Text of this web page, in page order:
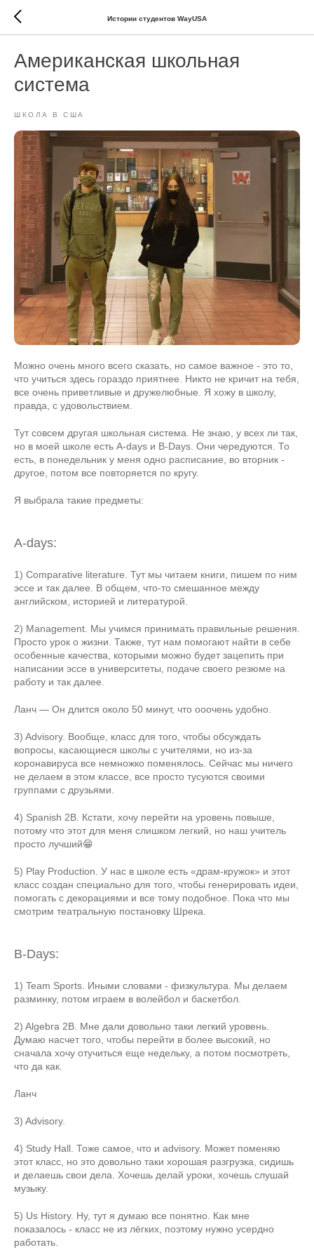
Истории студентов WayUSA
Американская школьная
система
ШКОЛА В США
Можно очень много всего сказать, но самое важное - это то,
что учиться здесь гораздо приятнее. Никто не кричит на тебя,
все очень приветливые и дружелюбные. Я хожу в школу,
правда, с удовольствием.
Тут совсем другая школьная система. Не знаю, у всех ли так,
но в моей школе есть A-days и B-Days. Они чередуются. То
есть, в понедельник у меня одно расписание, во вторник -
другое, потом все повторяется по кругу.
Я выбрала такие предметы:
A-days:
1) Comparative literature. Тут мы читаем книги, пишем по ним
эссе и так далее. В общем, что-то смешанное между
английском, историей и литературой.
2) Management. Мы учимся принимать правильные решения.
Просто урок о жизни. Также, тут нам помогают найти в себе
особенные качества, которыми можно будет зацепить при
написании эссе в университеты, подаче своего резюме на
работу и так далее.
Ланч — Он длится около 50 минут, что ооочень удобно.
3) Advisory. Вообще, класс для того, чтобы обсуждать
вопросы, касающиеся школы с учителями, но из-за
коронавируса все немножко поменялось. Сейчас мы ничего
не делаем в этом классе, все просто тусуются своими
группами с друзьями.
4) Spanish 2B. Кстати, хочу перейти на уровень повыше,
потому что этот для меня слишком легкий, но наш учитель
просто лучший😁
5) Play Production. У нас в школе есть «драм-кружок» и этот
класс создан специально для того, чтобы генерировать идеи,
помогать с декорациями и все тому подобное. Пока что мы
смотрим театральную постановку Шрека.
B-Days:
1) Team Sports. Иными словами - физкультура. Мы делаем
разминку, потом играем в волейбол и баскетбол.
2) Algebra 2B. Мне дали довольно таки легкий уровень.
Думаю насчет того, чтобы перейти в более высокий, но
сначала хочу отучиться еще недельку, а потом посмотреть,
что да как.
Ланч
3) Advisory.
4) Study Hall. Тоже самое, что и advisory. Может поменяю
этот класс, но это довольно таки хорошая разгрузка, сидишь
и делаешь свои дела. Хочешь делай уроки, хочешь слушай
музыку.
5) Us History. Ну, тут я думаю все понятно. Как мне
показалось - класс не из лёгких, поэтому нужно усердно
работать.